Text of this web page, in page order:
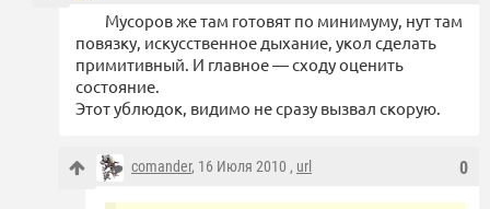
Мусоров же там готовят по минимуму, нут там
повязку, искусственное дыхание, укол сделать
примитивный. И главное — сходу оценить
состояние.
Этот ублюдок, видимо не сразу вызвал скорую.
0
comander, 16 Июля 2010 , url